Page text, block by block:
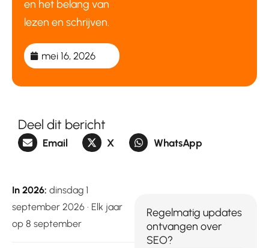
en het belang van
lezen en schrijven.
mei 16, 2026
Deel dit bericht
Email X WhatsApp
In 2026: dinsdag 1
september 2026 · Elk jaar
op 8 september
Regelmatig updates
ontvangen over
SEO?